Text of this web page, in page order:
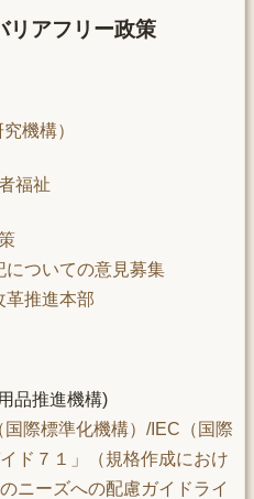
リアフリー政策
機構）
福祉
についての意見募集
革推進本部
品推進機構)
国際標準化機構）/IEC（国際
ド７１」（規格作成におけ
ニーズへの配慮ガイドライ